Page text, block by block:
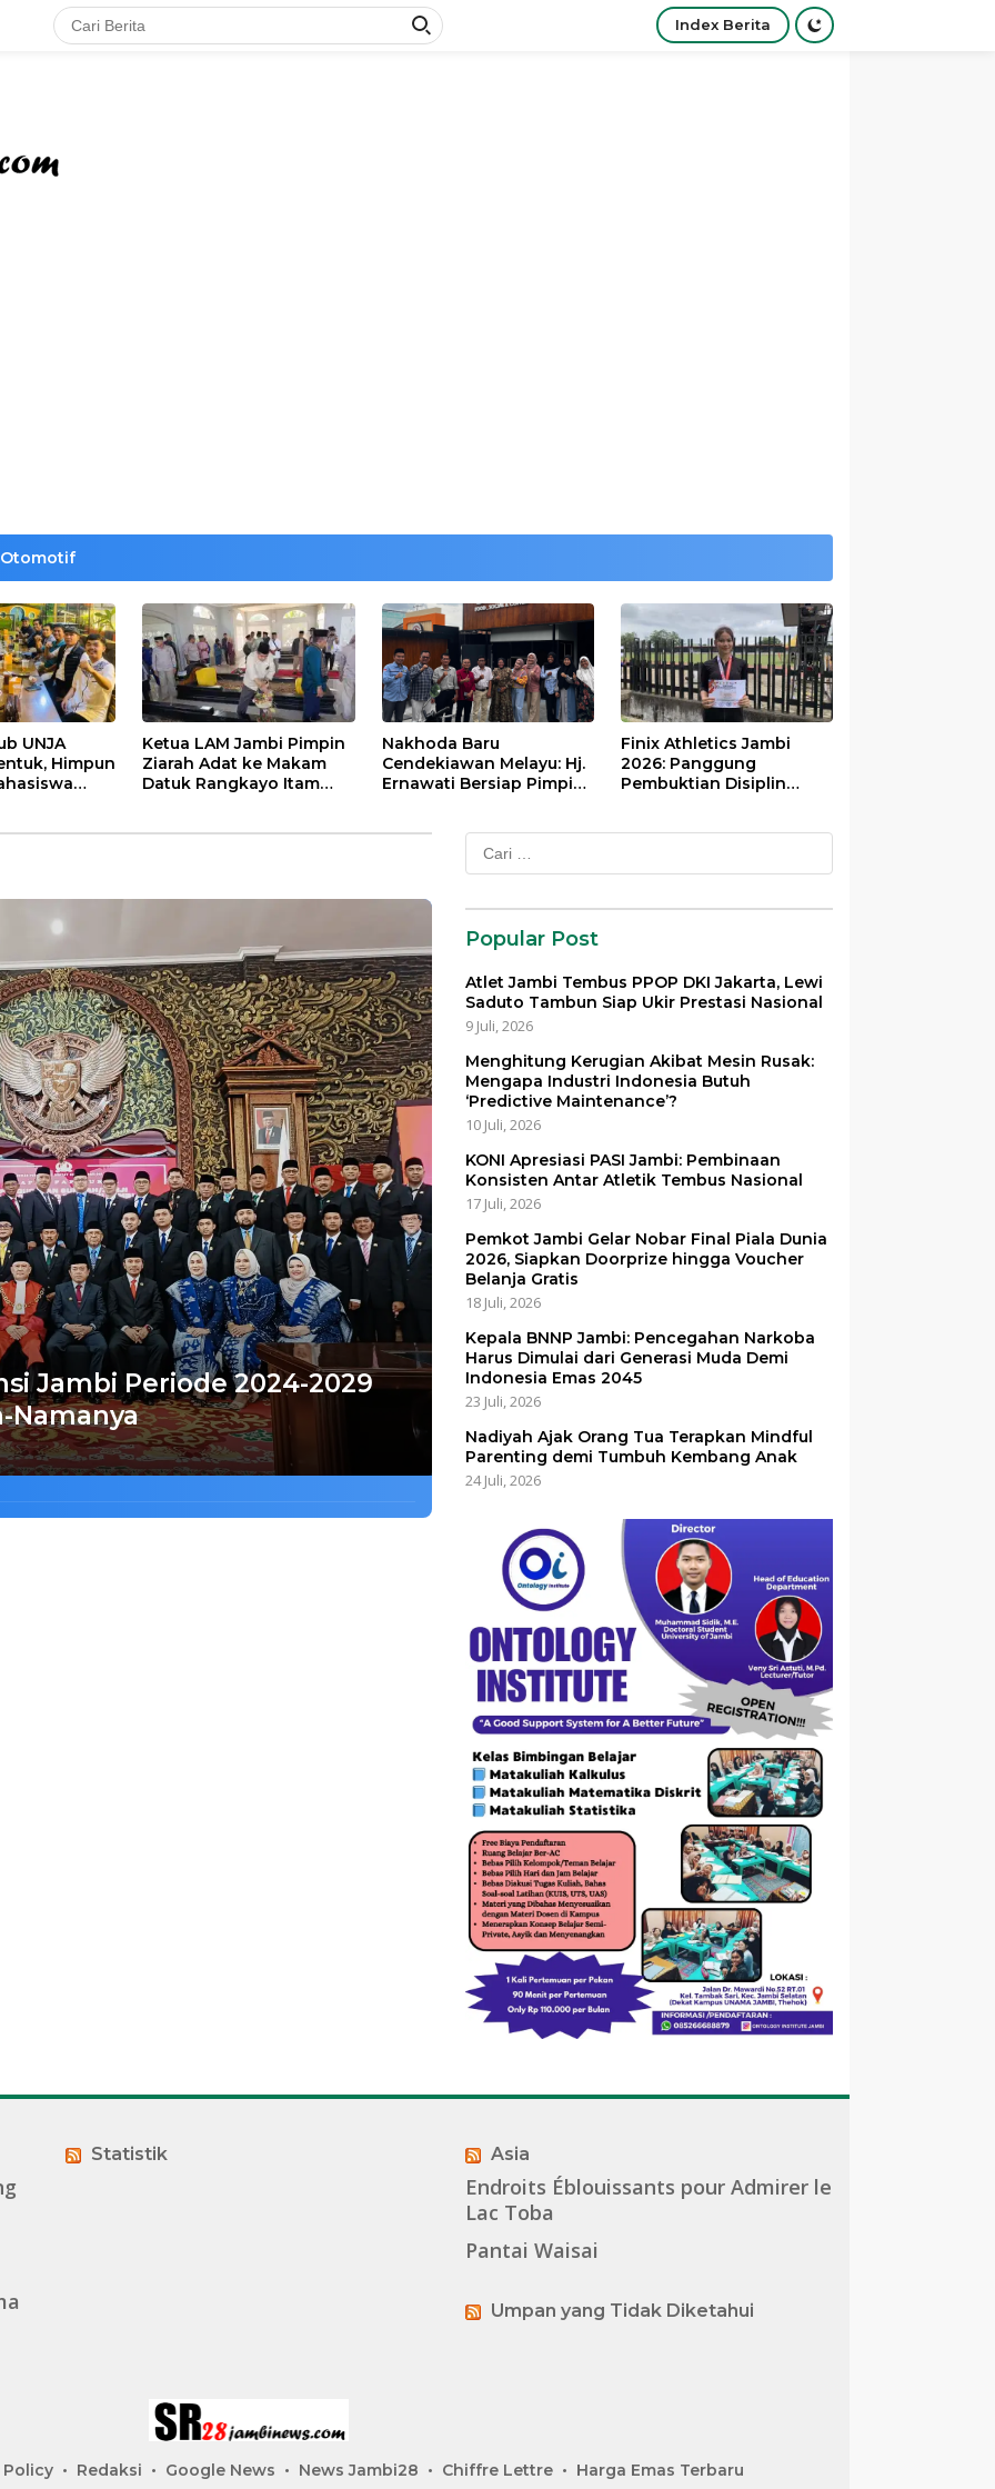
Index Berita
Otomotif
UNJA
Himpun
Ketua LAM Jambi Pimpin
Ziarah Adat ke Makam
Datuk Rangkayo Itam
Nakhoda Baru
Cendekiawan Melayu: Hj.
Ernawati Bersiap Pimpin
Finix Athletics Jambi
2026: Panggung
Pembuktian Disiplin
Jambi Periode 2024-2029
Namanya
Cari
untuk:
Popular Post
Atlet Jambi Tembus PPOP DKI Jakarta, Lewi
Saduto Tambun Siap Ukir Prestasi Nasional
9 Juli, 2026
Menghitung Kerugian Akibat Mesin Rusak:
Mengapa Industri Indonesia Butuh
‘Predictive Maintenance’?
10 Juli, 2026
KONI Apresiasi PASI Jambi: Pembinaan
Konsisten Antar Atletik Tembus Nasional
17 Juli, 2026
Pemkot Jambi Gelar Nobar Final Piala Dunia
2026, Siapkan Doorprize hingga Voucher
Belanja Gratis
18 Juli, 2026
Kepala BNNP Jambi: Pencegahan Narkoba
Harus Dimulai dari Generasi Muda Demi
Indonesia Emas 2045
23 Juli, 2026
Nadiyah Ajak Orang Tua Terapkan Mindful
Parenting demi Tumbuh Kembang Anak
24 Juli, 2026
Statistik Asia
Endroits Éblouissants pour Admirer le
Lac Toba
Pantai Waisai
Umpan yang Tidak Diketahui
Policy Redaksi Google News News Jambi28 Chiffre Lettre Harga Emas Terbaru